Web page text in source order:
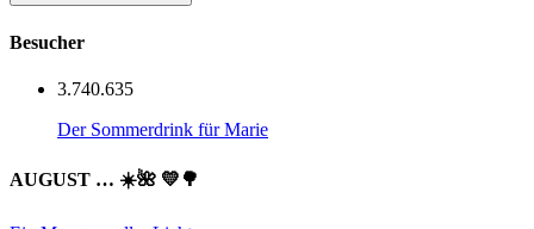
Besucher
3.740.635
Der Sommerdrink für Marie
AUGUST … ☀️🌺 💛🌳